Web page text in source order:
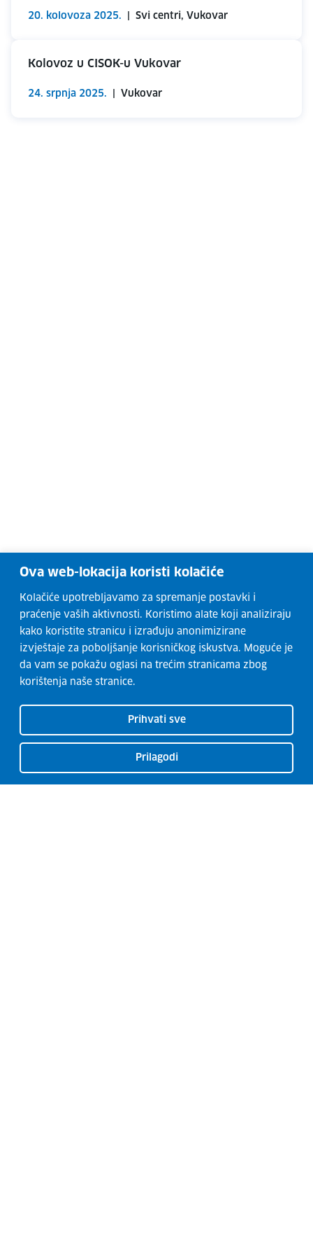
Ova web-lokacija koristi kolačiće
Kolačiće upotrebljavamo za spremanje postavki i
praćenje vaših aktivnosti. Koristimo alate koji analiziraju
kako koristite stranicu i izrađuju anonimizirane
izvještaje za poboljšanje korisničkog iskustva. Moguće je
da vam se pokažu oglasi na trećim stranicama zbog
korištenja naše stranice.
Prilagodi
Prihvati sve
20. kolovoza 2025. Svi centri, Vukovar
Kolovoz u CISOK-u Vukovar
24. srpnja 2025. Vukovar